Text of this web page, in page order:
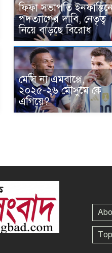
ফিফা সভাপতি
পদত্যাগের দাবি, নেতৃত্ব
নিয়ে বাড়ছে বিরোধ
মেসি না এমবাপ্পে,
২০২৫-২৬ মৌসুমে কে
এগিয়ে?